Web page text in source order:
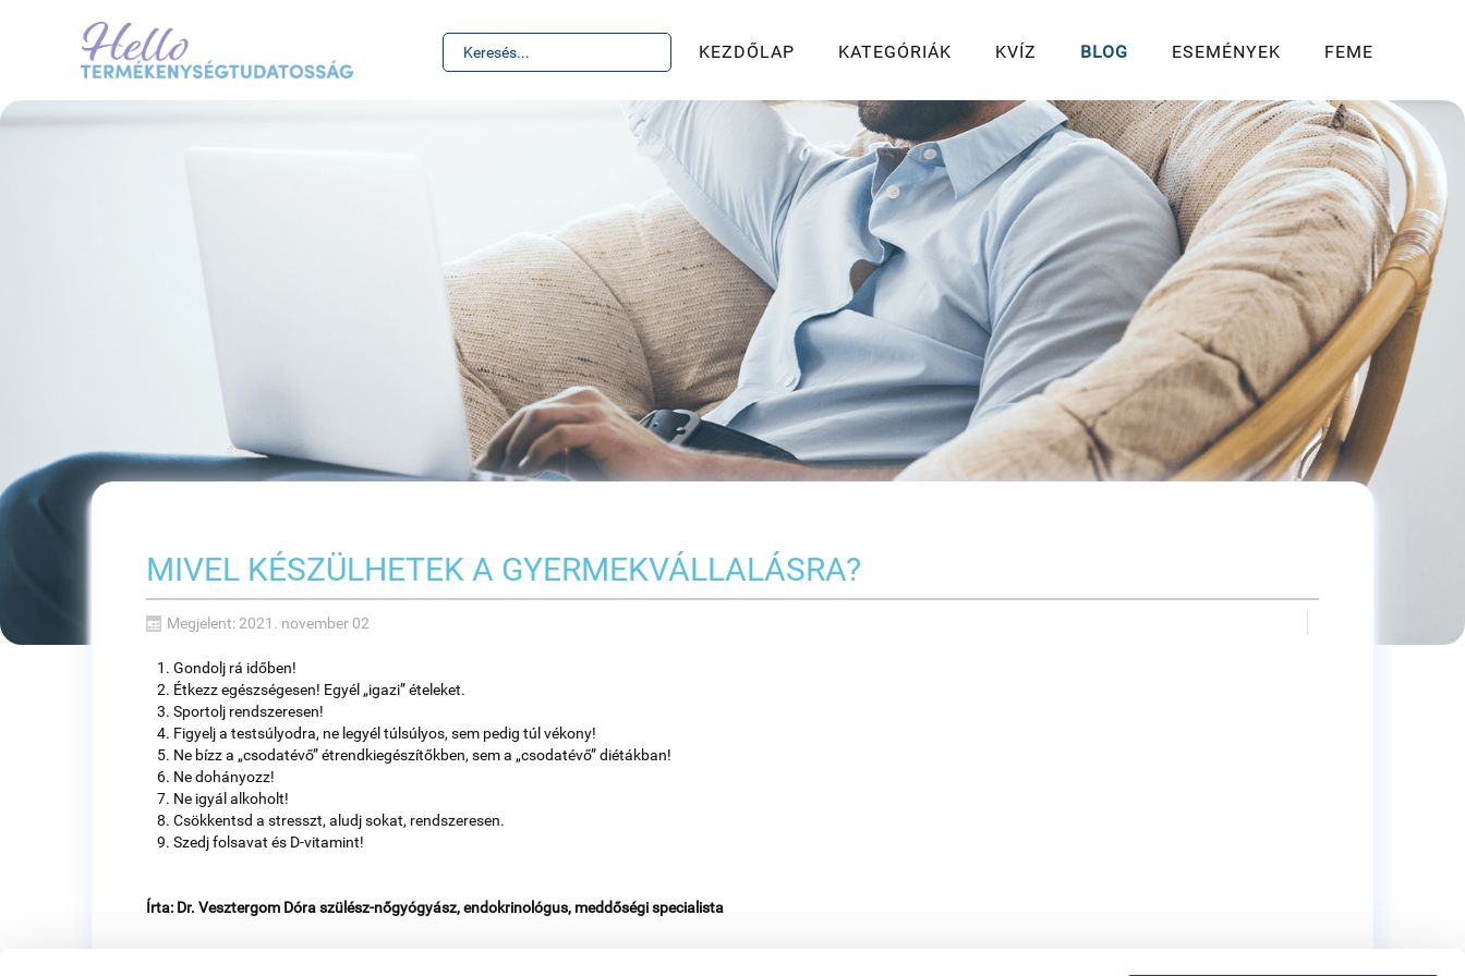
KEZDŐLAP KATEGÓRIÁK KVÍZ BLOG ESEMÉNYEK FEME
MIVEL KÉSZÜLHETEK A GYERMEKVÁLLALÁSRA?
Megjelent: 2021. november 02
Gondolj rá időben!
Étkezz egészségesen! Egyél „igazi” ételeket.
Sportolj rendszeresen!
Figyelj a testsúlyodra, ne legyél túlsúlyos, sem pedig túl vékony!
Ne bízz a „csodatévő” étrendkiegészítőkben, sem a „csodatévő” diétákban!
Ne dohányozz!
Ne igyál alkoholt!
Csökkentsd a stresszt, aludj sokat, rendszeresen.
Szedj folsavat és D-vitamint!
Írta: Dr. Vesztergom Dóra szülész-nőgyógyász, endokrinológus, meddőségi specialista